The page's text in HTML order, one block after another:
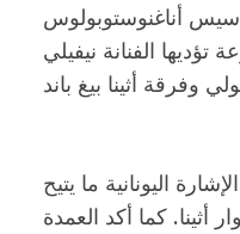
أناغنوستوبولوس
الفنانة نيفيلي
اليونانية ما يتيح
أثينا. كما أكد العمدة